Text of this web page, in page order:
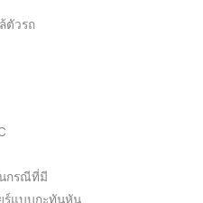
ตัวรถ
กรณีที่มี
ร์แบบกะทันหัน